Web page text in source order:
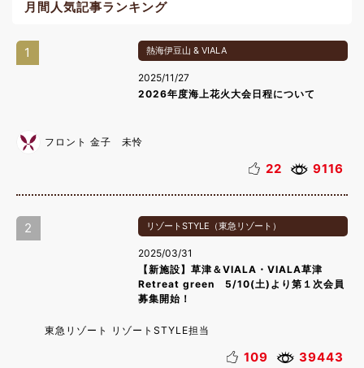
月間人気記事ランキング
1 熱海伊豆山 & VIALA
2025/11/27
2026年度海上花火大会日程について
フロント 金子 未怜
22 9116
2 リゾートSTYLE（東急リゾート）
2025/03/31
【新施設】草津＆VIALA・VIALA草津
Retreat green 5/10(土)より第１次会員
募集開始！
東急リゾート リゾートSTYLE担当
109 39443